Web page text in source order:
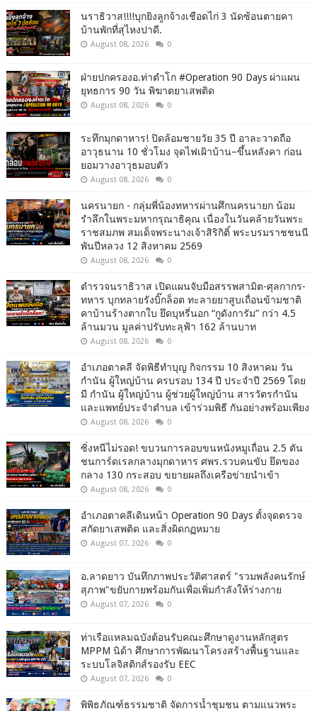
นราธิวาส!!!!บุกยิงลูกจ้างเชือดไก่ 3 นัดซ้อนตายคา
บ้านพักที่สุไหงปาดี.
August 08, 2026 0
ฝ่ายปกครองอ.ท่าตำโก #Operation 90 Days ผ่าแผน
ยุทธการ 90 วัน พิฆาตยาเสพติด
August 08, 2026 0
ระทึกมุกดาหาร! ปิดล้อมชายวัย 35 ปี อาละวาดถือ
อาวุธนาน 10 ชั่วโมง จุดไฟเผิาบ้าน–ขึ้นหลังคา ก่อน
ยอมวางอาวุธมอบตัว
August 08, 2026 0
นครนายก - กลุ่มพี่น้องทหารผ่านศึกนครนายก น้อม
รำลึกในพระมหากรุณาธิคุณ เนื่องในวันคล้ายวันพระ
ราชสมภพ สมเด็จพระนางเจ้าสิริกิติ์ พระบรมราชชนนี
พันปีหลวง 12 สิงหาคม 2569
August 08, 2026 0
ตำรวจนราธิวาส เปิดแผนจับมือสรรพสามิต-ศุลกากร-
ทหาร บุกทลายรังบิ๊กล็อต ทะลายยาสูบเถื่อนข้ามชาติ
คาบ้านร้างตากใบ ยึดบุหรี่นอก “กูดังการัม” กว่า 4.5
ล้านมวน มูลค่าปรับทะลุฟ้า 162 ล้านบาท
August 08, 2026 0
อำเภอตาคลี จัดพิธีทำบุญ กิจกรรม 10 สิงหาคม วัน
กำนัน ผู้ใหญ่บ้าน ครบรอบ 134 ปี ประจำปี 2569 โดย
มี กำนัน ผู้ใหญ่บ้าน ผู้ช่วยผู้ใหญ่บ้าน สารวัตรกำนัน
และแพทย์ประจำตำบล เข้าร่วมพิธี กันอย่างพร้อมเพียง
August 08, 2026 0
ซิ่งหนีไม่รอด! ขบวนการลอบขนหนังหมูเถื่อน 2.5 ตัน
ชนการ์ดเรลกลางมุกดาหาร ศพร.รวบคนขับ ยึดของ
กลาง 130 กระสอบ ขยายผลถึงเครือข่ายนำเข้า
August 08, 2026 0
อำเภอตาคลีเดินหน้า Operation 90 Days ตั้งจุดตรวจ
สกัดยาเสพติด และสิ่งผิดกฏหมาย
August 07, 2026 0
อ.ลาดยาว บันทึกภาพประวัติศาสตร์ "รวมพลังคนรักษ์
สุภาพ"ขยับกายพร้อมกันเพื่อเพิ่มกำลังให้ร่างกาย
August 07, 2026 0
ท่าเรือแหลมฉบังต้อนรับคณะศึกษาดูงานหลักสูตร
MPPM นิด้า ศึกษาการพัฒนาโครงสร้างพื้นฐานและ
ระบบโลจิสติกส์รองรับ EEC
August 07, 2026 0
พิพิธภัณฑ์ธรรมชาติ จัดการน้ำชุมชน ตามแนวพระ